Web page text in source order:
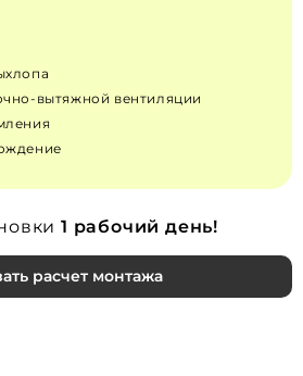
вентиляции
1 рабочий день!
расчет монтажа